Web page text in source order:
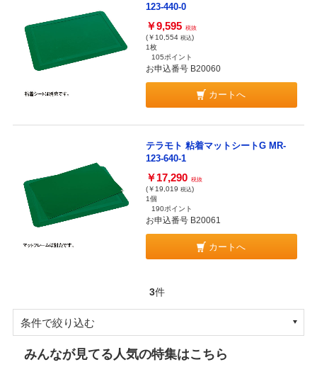
123-440-0
￥9,595 税抜
(￥10,554 税込)
1枚
105ポイント
お申込番号 B20060
カートへ
テラモト 粘着マットシートG MR-
123-640-1
￥17,290 税抜
(￥19,019 税込)
1個
190ポイント
お申込番号 B20061
カートへ
3件
条件で絞り込む
みんなが見てる人気の特集はこちら